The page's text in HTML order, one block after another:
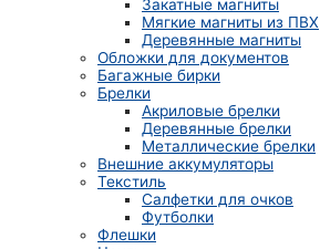
Закатные магниты
Мягкие магниты из ПВХ
Деревянные магниты
Обложки для документов
Багажные бирки
Брелки
Акриловые брелки
Деревянные брелки
Металлические брелки
Внешние аккумуляторы
Текстиль
Салфетки для очков
Футболки
Флешки